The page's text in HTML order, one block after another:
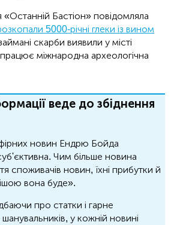
«Останній Бастіон» повідомляла
5000-річні глеки із вином
скарби виявили у місті
міжнародна археологічна
веде до збіднення
новин Ендрю Бойда
Чим більше новина
споживачів новин, їхні прибутки й
вона буде».
про статки і гарне
у кожній новині